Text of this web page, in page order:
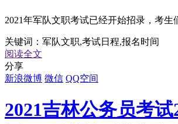
2021年军队文职考试已经开始招录，考生
关键词： 军队文职,考试日程,报名时间
阅读全文
分享
新浪微博 微信 QQ空间
2021吉林公务员考试